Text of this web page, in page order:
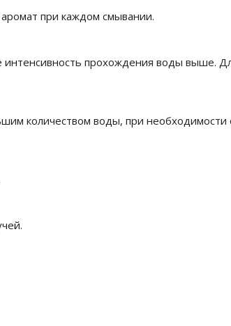
при каждом смывании.
интенсивность прохождения воды выше.
количеством воды, при необходимости